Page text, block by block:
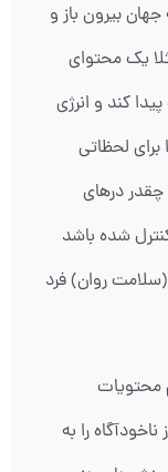
بیرون باز و
یک محتوای
کند و انرژی
لحظاتی
چقدر درهای
شده باشد
(سلامت روان) فرد
محتویات
را به